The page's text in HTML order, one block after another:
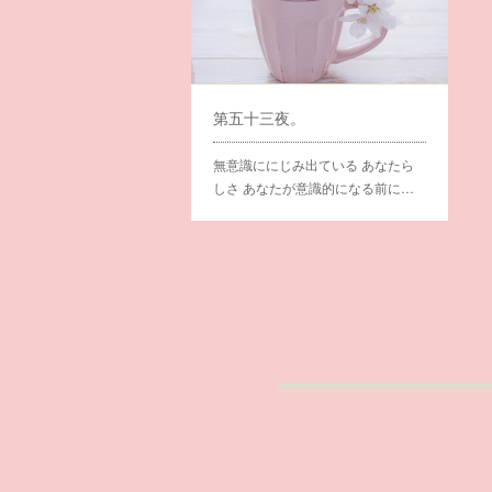
第五十三夜。
無意識ににじみ出ている あなたら
しさ あなたが意識的になる前に…